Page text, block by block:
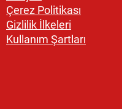
Çerez Politikası
Gizlilik İlkeleri
Kullanım Şartları